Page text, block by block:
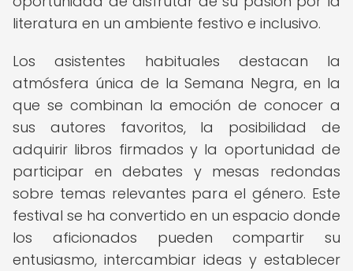
literatura en un ambiente festivo e inclusivo.
Los asistentes habituales destacan la
atmósfera única de la Semana Negra, en la
que se combinan la emoción de conocer a
sus autores favoritos, la posibilidad de
adquirir libros firmados y la oportunidad de
participar en debates y mesas redondas
sobre temas relevantes para el género. Este
festival se ha convertido en un espacio donde
los aficionados pueden compartir su
entusiasmo, intercambiar ideas y establecer